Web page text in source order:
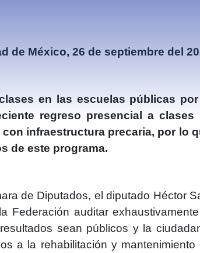
de México, 26 de septiembre del
en las escuelas públicas
regreso presencial a clases
infraestructura precaria, por lo
de este programa.
de Diputados, el diputado Héctor
Federación auditar exhaustivamente
sean públicos y la
a la rehabilitación y mantenimiento